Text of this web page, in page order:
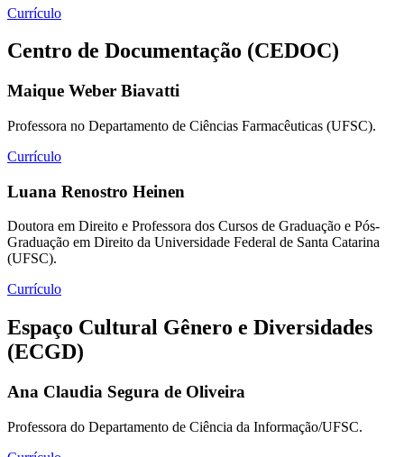
Currículo
Centro de Documentação (CEDOC)
Maique Weber Biavatti
Professora no Departamento de Ciências Farmacêuticas (UFSC).
Currículo
Luana Renostro Heinen
Doutora em Direito e Professora dos Cursos de Graduação e Pós-
Graduação em Direito da Universidade Federal de Santa Catarina
(UFSC).
Currículo
Espaço Cultural Gênero e Diversidades
(ECGD)
Ana Claudia Segura de Oliveira
Professora do Departamento de Ciência da Informação/UFSC.